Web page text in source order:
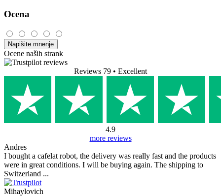
Ocena
Napišite mnenje
Ocene naših strank
Reviews 79 • Excellent
4.9
more reviews
Andres
I bought a cafelat robot, the delivery was really fast and the products
were in great conditions. I will be buying again. The shipping to
Switzerland ...
Mihaylovich